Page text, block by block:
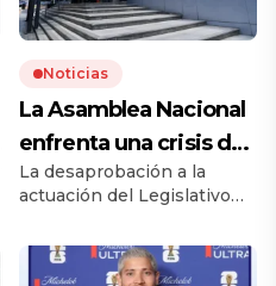
Noticias
La Asamblea Nacional
enfrenta una crisis de
confianza​
La desaprobación a la
actuación del Legislativo
ciudadanía reclama
transparencia, menos